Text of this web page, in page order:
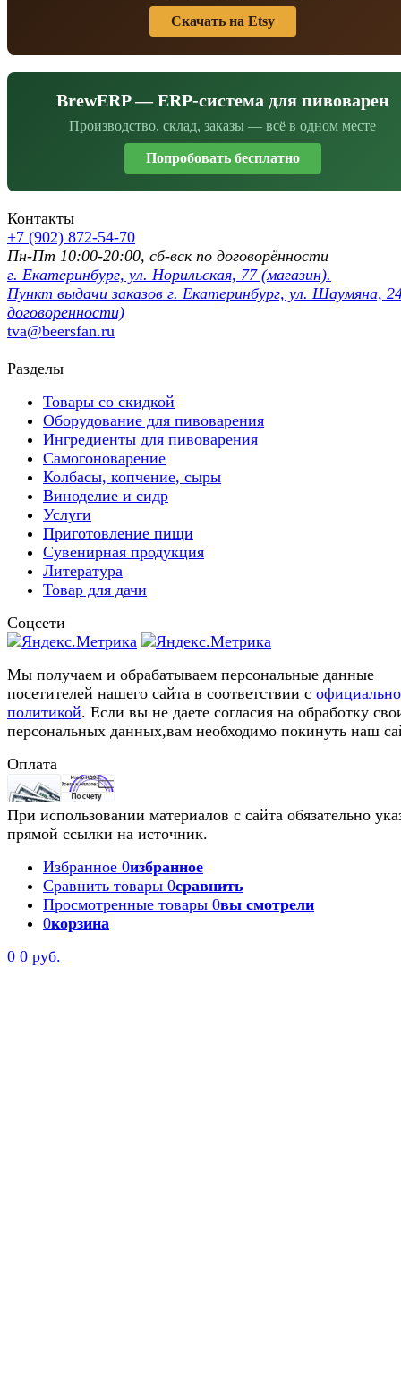
Скачать на Etsy
BrewERP — ERP-система для пивоварен
Производство, склад, заказы — всё в одном месте
Попробовать бесплатно
Контакты
+7 (902) 872-54-70
Пн-Пт 10:00-20:00, сб-вск по договорённости
г. Екатеринбург, ул. Норильская, 77 (магазин).
Пункт выдачи заказов г. Екатеринбург, ул. Шаумяна,
договоренности)
tva@beersfan.ru
Разделы
Товары со скидкой
Оборудование для пивоварения
Ингредиенты для пивоварения
Самогоноварение
Колбасы, копчение, сыры
Виноделие и сидр
Услуги
Приготовление пищи
Сувенирная продукция
Литература
Товар для дачи
Соцсети
Мы получаем и обрабатываем персональные данные
посетителей нашего сайта в соответствии с
политикой. Если вы не даете согласия на обработку
персональных данных,вам необходимо покинуть наш
Оплата
При использовании материалов с сайта обязательно
прямой ссылки на источник.
Избранное 0избранное
Сравнить товары 0сравнить
Просмотренные товары 0вы смотрели
0корзина
0 0 руб.